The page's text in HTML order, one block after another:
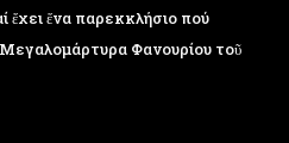
ἕνα παρεκκλήσιο πού
Μεγαλομάρτυρα Φανουρίου τοῦ